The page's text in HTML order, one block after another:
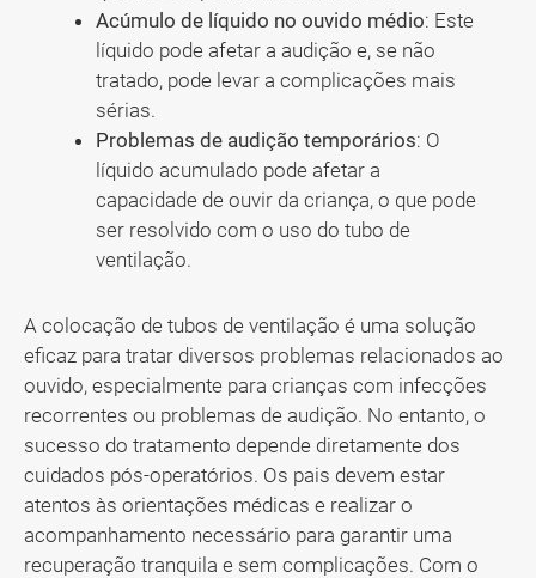
Acúmulo de líquido no ouvido médio: Este
líquido pode afetar a audição e, se não
tratado, pode levar a complicações mais
sérias.
Problemas de audição temporários: O
líquido acumulado pode afetar a
capacidade de ouvir da criança, o que pode
ser resolvido com o uso do tubo de
ventilação.
A colocação de tubos de ventilação é uma solução
eficaz para tratar diversos problemas relacionados ao
ouvido, especialmente para crianças com infecções
recorrentes ou problemas de audição. No entanto, o
sucesso do tratamento depende diretamente dos
cuidados pós-operatórios. Os pais devem estar
atentos às orientações médicas e realizar o
acompanhamento necessário para garantir uma
recuperação tranquila e sem complicações. Com o